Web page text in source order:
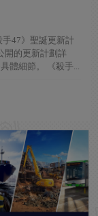
47》聖誕更新計
開的更新計劃詳
體細節。 《殺手...